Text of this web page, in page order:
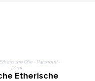
Etherische